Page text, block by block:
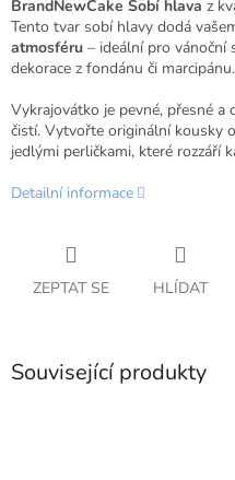
BrandNewCake Sobí hlava z
Tento tvar sobí hlavy dodá
atmosféru – ideální pro vánoční
dekorace z fondánu či marcipánu.
Vykrajovátko je pevné, přesné
čistí. Vytvořte originální kousky
jedlými perličkami, které rozzáří
Detailní informace
ZEPTAT SE HLÍDAT
Související produkty